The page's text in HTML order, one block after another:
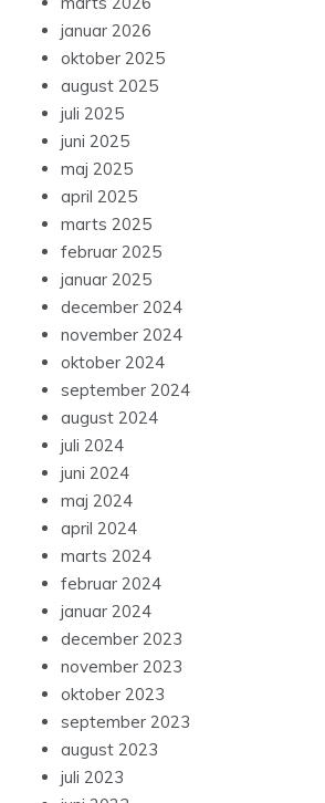
januar 2026
oktober 2025
august 2025
juli 2025
juni 2025
maj 2025
april 2025
marts 2025
februar 2025
januar 2025
december 2024
november 2024
oktober 2024
september 2024
august 2024
juli 2024
juni 2024
maj 2024
april 2024
marts 2024
februar 2024
januar 2024
december 2023
november 2023
oktober 2023
september 2023
august 2023
juli 2023